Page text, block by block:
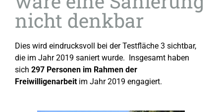
nicht denkbar
Dies wird eindrucksvoll bei der Testfläche 3 sichtbar,
die im Jahr 2019 saniert wurde. Insgesamt haben
sich 297 Personen im Rahmen der
Freiwilligenarbeit im Jahr 2019 engagiert.